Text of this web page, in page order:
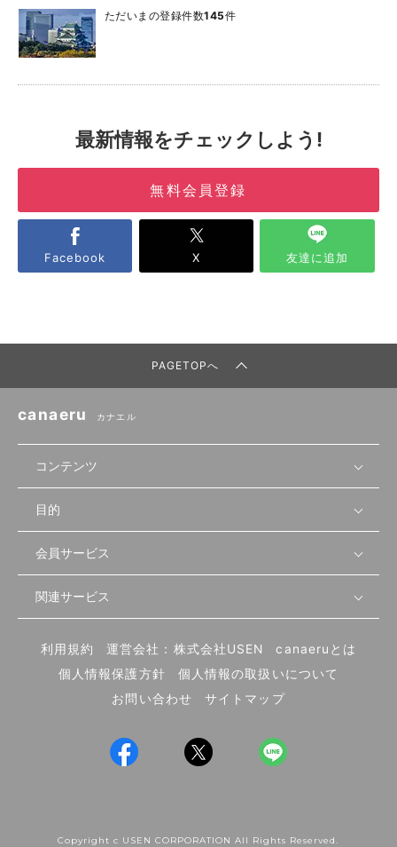
ただいまの登録件数145件
最新情報をチェックしよう!
無料会員登録
Facebook X 友達に追加
PAGETOPへ
canaeru カナエル
コンテンツ
無料開業相談
セミナー情報
セミナー動画
物件を探す
首都圏
北海道
先輩開業者の声
開業・経営に関する記事
編集ポリシー
業態別の開業方法
UIターン開業特集
目的
店舗運営
物件
内装・設備
食材・仕入れ
会員サービス
会員登録
ログイン
関連サービス
飲食店サクセスガイド（外部サイト）
利用規約 運営会社：株式会社USEN
canaeruとは
個人情報保護方針
個人情報の取扱いについて
お問い合わせ
サイトマップ
Copyright c USEN CORPORATION All Rights Reserved.